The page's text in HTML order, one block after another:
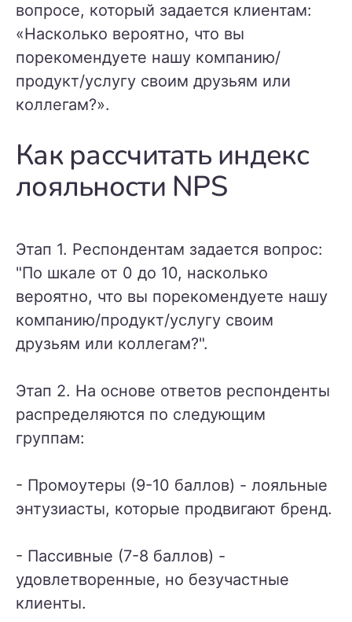
вопросе, который задается клиентам:
«Насколько вероятно, что вы
порекомендуете нашу компанию/
продукт/услугу своим друзьям или
коллегам?».
Как рассчитать индекс
лояльности NPS
Этап 1. Респондентам задается вопрос:
"По шкале от 0 до 10, насколько
вероятно, что вы порекомендуете нашу
компанию/продукт/услугу своим
друзьям или коллегам?".
Этап 2. На основе ответов респонденты
распределяются по следующим
группам:
- Промоутеры (9-10 баллов) - лояльные
энтузиасты, которые продвигают бренд.
- Пассивные (7-8 баллов) -
удовлетворенные, но безучастные
клиенты.